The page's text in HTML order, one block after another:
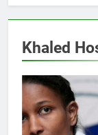
Khaled